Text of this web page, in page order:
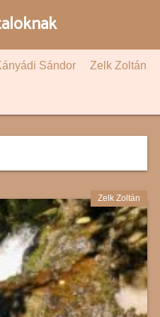
Sándor Zelk Zoltán
Zelk Zoltán